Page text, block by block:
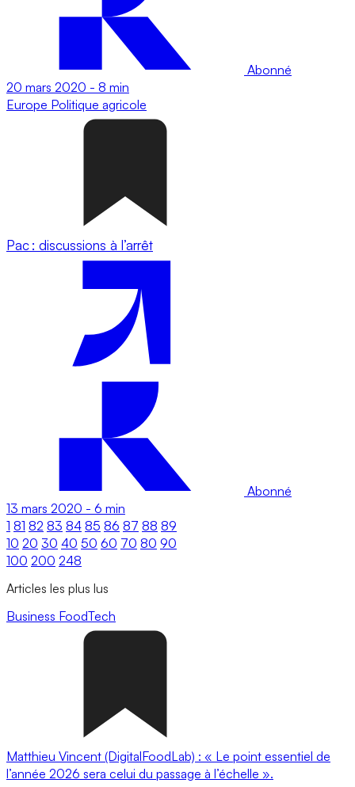
Abonné
20 mars 2020 - 8 min
Europe Politique agricole
Pac : discussions à l’arrêt
Abonné
13 mars 2020 - 6 min
1 81 82 83 84 85 86 87 88 89
10 20 30 40 50 60 70 80 90
100 200 248
Articles les plus lus
Business FoodTech
Matthieu Vincent (DigitalFoodLab) : « Le point essentiel de
l’année 2026 sera celui du passage à l’échelle ».